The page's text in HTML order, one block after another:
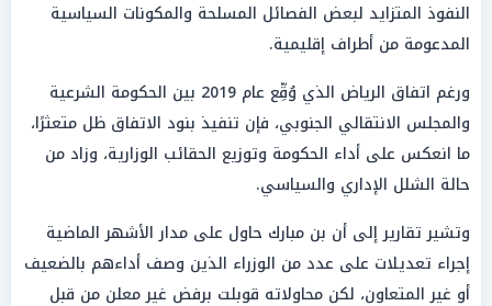
النفوذ المتزايد لبعض الفصائل المسلحة والمكونات السياسية
المدعومة من أطراف إقليمية.
ورغم اتفاق الرياض الذي وُقِّع عام 2019 بين الحكومة الشرعية
والمجلس الانتقالي الجنوبي، فإن تنفيذ بنود الاتفاق ظل متعثرًا،
ما انعكس على أداء الحكومة وتوزيع الحقائب الوزارية، وزاد من
حالة الشلل الإداري والسياسي.
وتشير تقارير إلى أن بن مبارك حاول على مدار الأشهر الماضية
إجراء تعديلات على عدد من الوزراء الذين وصف أداءهم بالضعيف
أو غير المتعاون، لكن محاولاته قوبلت برفض غير معلن من قبل